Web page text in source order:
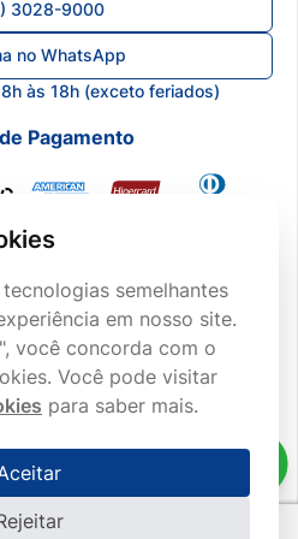
3028-9000
no WhatsApp
às 18h (exceto feriados)
Pagamento
- Todos os direitos reservados.
semelhantes
em nosso site.
você concorda com o
Você pode visitar
para saber mais.